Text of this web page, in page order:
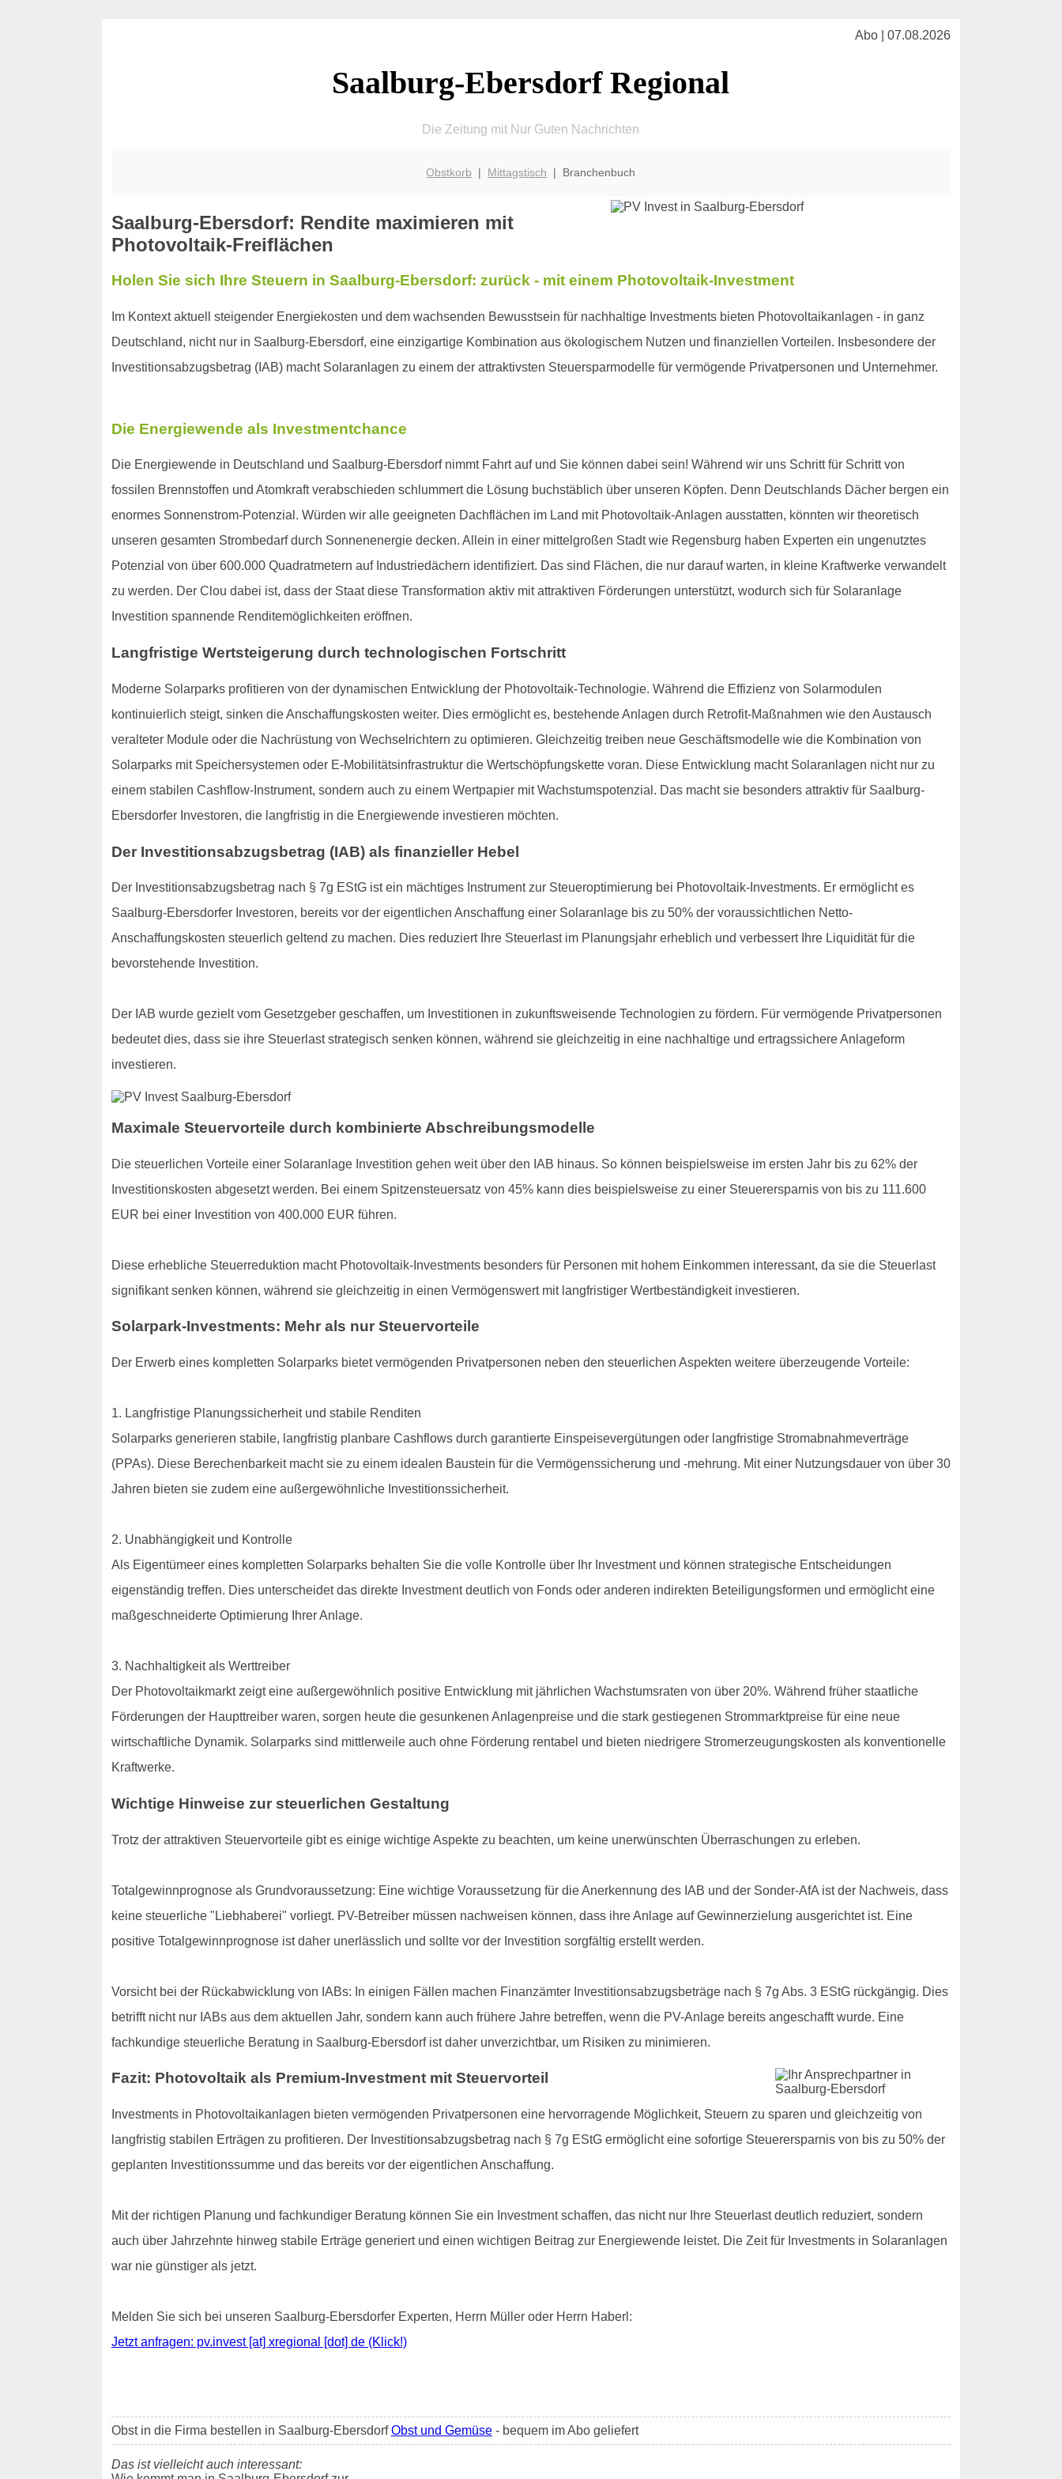
Abo | 07.08.2026
Saalburg-Ebersdorf Regional
Die Zeitung mit Nur Guten Nachrichten
Obstkorb | Mittagstisch | Branchenbuch
Saalburg-Ebersdorf: Rendite maximieren mit
Photovoltaik-Freiflächen
Holen Sie sich Ihre Steuern in Saalburg-Ebersdorf: zurück - mit einem Photovoltaik-Investment
Im Kontext aktuell steigender Energiekosten und dem wachsenden Bewusstsein für nachhaltige Investments bieten Photovoltaikanlagen - in ganz
Deutschland, nicht nur in Saalburg-Ebersdorf, eine einzigartige Kombination aus ökologischem Nutzen und finanziellen Vorteilen. Insbesondere der
Investitionsabzugsbetrag (IAB) macht Solaranlagen zu einem der attraktivsten Steuersparmodelle für vermögende Privatpersonen und Unternehmer.
Die Energiewende als Investmentchance
Die Energiewende in Deutschland und Saalburg-Ebersdorf nimmt Fahrt auf und Sie können dabei sein! Während wir uns Schritt für Schritt von
fossilen Brennstoffen und Atomkraft verabschieden schlummert die Lösung buchstäblich über unseren Köpfen. Denn Deutschlands Dächer bergen ein
enormes Sonnenstrom-Potenzial. Würden wir alle geeigneten Dachflächen im Land mit Photovoltaik-Anlagen ausstatten, könnten wir theoretisch
unseren gesamten Strombedarf durch Sonnenenergie decken. Allein in einer mittelgroßen Stadt wie Regensburg haben Experten ein ungenutztes
Potenzial von über 600.000 Quadratmetern auf Industriedächern identifiziert. Das sind Flächen, die nur darauf warten, in kleine Kraftwerke verwandelt
zu werden. Der Clou dabei ist, dass der Staat diese Transformation aktiv mit attraktiven Förderungen unterstützt, wodurch sich für Solaranlage
Investition spannende Renditemöglichkeiten eröffnen.
Langfristige Wertsteigerung durch technologischen Fortschritt
Moderne Solarparks profitieren von der dynamischen Entwicklung der Photovoltaik-Technologie. Während die Effizienz von Solarmodulen
kontinuierlich steigt, sinken die Anschaffungskosten weiter. Dies ermöglicht es, bestehende Anlagen durch Retrofit-Maßnahmen wie den Austausch
veralteter Module oder die Nachrüstung von Wechselrichtern zu optimieren. Gleichzeitig treiben neue Geschäftsmodelle wie die Kombination von
Solarparks mit Speichersystemen oder E-Mobilitätsinfrastruktur die Wertschöpfungskette voran. Diese Entwicklung macht Solaranlagen nicht nur zu
einem stabilen Cashflow-Instrument, sondern auch zu einem Wertpapier mit Wachstumspotenzial. Das macht sie besonders attraktiv für Saalburg-
Ebersdorfer Investoren, die langfristig in die Energiewende investieren möchten.
Der Investitionsabzugsbetrag (IAB) als finanzieller Hebel
Der Investitionsabzugsbetrag nach § 7g EStG ist ein mächtiges Instrument zur Steueroptimierung bei Photovoltaik-Investments. Er ermöglicht es
Saalburg-Ebersdorfer Investoren, bereits vor der eigentlichen Anschaffung einer Solaranlage bis zu 50% der voraussichtlichen Netto-
Anschaffungskosten steuerlich geltend zu machen. Dies reduziert Ihre Steuerlast im Planungsjahr erheblich und verbessert Ihre Liquidität für die
bevorstehende Investition.
Der IAB wurde gezielt vom Gesetzgeber geschaffen, um Investitionen in zukunftsweisende Technologien zu fördern. Für vermögende Privatpersonen
bedeutet dies, dass sie ihre Steuerlast strategisch senken können, während sie gleichzeitig in eine nachhaltige und ertragssichere Anlageform
investieren.
Maximale Steuervorteile durch kombinierte Abschreibungsmodelle
Die steuerlichen Vorteile einer Solaranlage Investition gehen weit über den IAB hinaus. So können beispielsweise im ersten Jahr bis zu 62% der
Investitionskosten abgesetzt werden. Bei einem Spitzensteuersatz von 45% kann dies beispielsweise zu einer Steuerersparnis von bis zu 111.600
EUR bei einer Investition von 400.000 EUR führen.
Diese erhebliche Steuerreduktion macht Photovoltaik-Investments besonders für Personen mit hohem Einkommen interessant, da sie die Steuerlast
signifikant senken können, während sie gleichzeitig in einen Vermögenswert mit langfristiger Wertbeständigkeit investieren.
Solarpark-Investments: Mehr als nur Steuervorteile
Der Erwerb eines kompletten Solarparks bietet vermögenden Privatpersonen neben den steuerlichen Aspekten weitere überzeugende Vorteile:
1. Langfristige Planungssicherheit und stabile Renditen
Solarparks generieren stabile, langfristig planbare Cashflows durch garantierte Einspeisevergütungen oder langfristige Stromabnahmeverträge
(PPAs). Diese Berechenbarkeit macht sie zu einem idealen Baustein für die Vermögenssicherung und -mehrung. Mit einer Nutzungsdauer von über 30
Jahren bieten sie zudem eine außergewöhnliche Investitionssicherheit.
2. Unabhängigkeit und Kontrolle
Als Eigentümeer eines kompletten Solarparks behalten Sie die volle Kontrolle über Ihr Investment und können strategische Entscheidungen
eigenständig treffen. Dies unterscheidet das direkte Investment deutlich von Fonds oder anderen indirekten Beteiligungsformen und ermöglicht eine
maßgeschneiderte Optimierung Ihrer Anlage.
3. Nachhaltigkeit als Werttreiber
Der Photovoltaikmarkt zeigt eine außergewöhnlich positive Entwicklung mit jährlichen Wachstumsraten von über 20%. Während früher staatliche
Förderungen der Haupttreiber waren, sorgen heute die gesunkenen Anlagenpreise und die stark gestiegenen Strommarktpreise für eine neue
wirtschaftliche Dynamik. Solarparks sind mittlerweile auch ohne Förderung rentabel und bieten niedrigere Stromerzeugungskosten als konventionelle
Kraftwerke.
Wichtige Hinweise zur steuerlichen Gestaltung
Trotz der attraktiven Steuervorteile gibt es einige wichtige Aspekte zu beachten, um keine unerwünschten Überraschungen zu erleben.
Totalgewinnprognose als Grundvoraussetzung: Eine wichtige Voraussetzung für die Anerkennung des IAB und der Sonder-AfA ist der Nachweis, dass
keine steuerliche "Liebhaberei" vorliegt. PV-Betreiber müssen nachweisen können, dass ihre Anlage auf Gewinnerzielung ausgerichtet ist. Eine
positive Totalgewinnprognose ist daher unerlässlich und sollte vor der Investition sorgfältig erstellt werden.
Vorsicht bei der Rückabwicklung von IABs: In einigen Fällen machen Finanzämter Investitionsabzugsbeträge nach § 7g Abs. 3 EStG rückgängig. Dies
betrifft nicht nur IABs aus dem aktuellen Jahr, sondern kann auch frühere Jahre betreffen, wenn die PV-Anlage bereits angeschafft wurde. Eine
fachkundige steuerliche Beratung in Saalburg-Ebersdorf ist daher unverzichtbar, um Risiken zu minimieren.
Fazit: Photovoltaik als Premium-Investment mit Steuervorteil
Investments in Photovoltaikanlagen bieten vermögenden Privatpersonen eine hervorragende Möglichkeit, Steuern zu sparen und gleichzeitig von
langfristig stabilen Erträgen zu profitieren. Der Investitionsabzugsbetrag nach § 7g EStG ermöglicht eine sofortige Steuerersparnis von bis zu 50% der
geplanten Investitionssumme und das bereits vor der eigentlichen Anschaffung.
Mit der richtigen Planung und fachkundiger Beratung können Sie ein Investment schaffen, das nicht nur Ihre Steuerlast deutlich reduziert, sondern
auch über Jahrzehnte hinweg stabile Erträge generiert und einen wichtigen Beitrag zur Energiewende leistet. Die Zeit für Investments in Solaranlagen
war nie günstiger als jetzt.
Melden Sie sich bei unseren Saalburg-Ebersdorfer Experten, Herrn Müller oder Herrn Haberl:
Jetzt anfragen: pv.invest [at] xregional [dot] de (Klick!)
Obst in die Firma bestellen in Saalburg-EbersdorfObst und Gemüse- bequem im Abo geliefert
Das ist vielleicht auch interessant: